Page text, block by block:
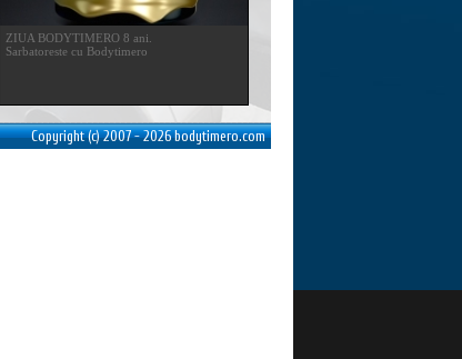
ZIUA BODYTIMERO 8 ani.
Sarbatoreste cu Bodytimero
Copyright (c) 2007 - 2026 bodytimero.com